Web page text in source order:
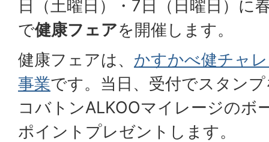
日（土曜日）・7日（日曜日）に
で健康フェアを開催します。
健康フェアは、 かすかべ健チャ
事業です。当日、受付でスタン
コバトンALKOOマイレージのボ
ポイントプレゼントします。